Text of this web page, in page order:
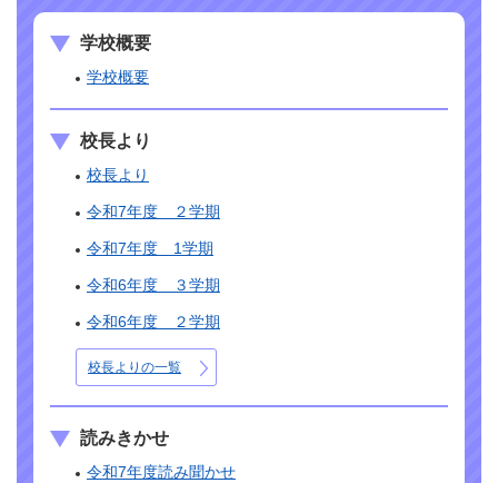
学校概要
学校概要
校長より
校長より
令和7年度 ２学期
令和7年度 1学期
令和6年度 ３学期
令和6年度 ２学期
校長よりの一覧
読みきかせ
令和7年度読み聞かせ